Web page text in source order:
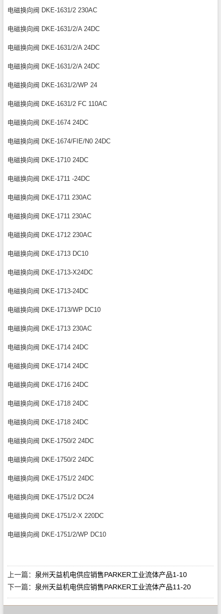
电磁换向阀 DKE-1631/2 230AC
电磁换向阀 DKE-1631/2/A 24DC
电磁换向阀 DKE-1631/2/A 24DC
电磁换向阀 DKE-1631/2/A 24DC
电磁换向阀 DKE-1631/2/WP 24
电磁换向阀 DKE-1631/2 FC 110AC
电磁换向阀 DKE-1674 24DC
电磁换向阀 DKE-1674/FIE/N0 24DC
电磁换向阀 DKE-1710 24DC
电磁换向阀 DKE-1711 -24DC
电磁换向阀 DKE-1711 230AC
电磁换向阀 DKE-1711 230AC
电磁换向阀 DKE-1712 230AC
电磁换向阀 DKE-1713 DC10
电磁换向阀 DKE-1713-X24DC
电磁换向阀 DKE-1713-24DC
电磁换向阀 DKE-1713/WP DC10
电磁换向阀 DKE-1713 230AC
电磁换向阀 DKE-1714 24DC
电磁换向阀 DKE-1714 24DC
电磁换向阀 DKE-1716 24DC
电磁换向阀 DKE-1718 24DC
电磁换向阀 DKE-1718 24DC
电磁换向阀 DKE-1750/2 24DC
电磁换向阀 DKE-1750/2 24DC
电磁换向阀 DKE-1751/2 24DC
电磁换向阀 DKE-1751/2 DC24
电磁换向阀 DKE-1751/2-X 220DC
电磁换向阀 DKE-1751/2/WP DC10
上一篇： 泉州天益机电供应销售PARKER工业流体产品1-10
下一篇： 泉州天益机电供应销售PARKER工业流体产品11-20